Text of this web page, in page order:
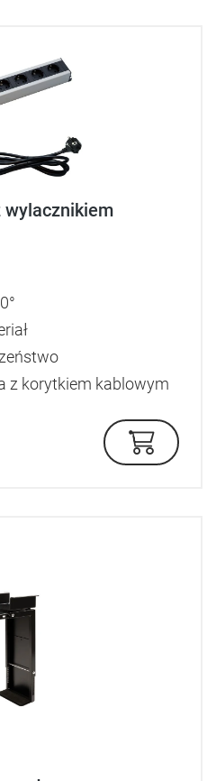
wylacznikiem
z korytkiem kablowym